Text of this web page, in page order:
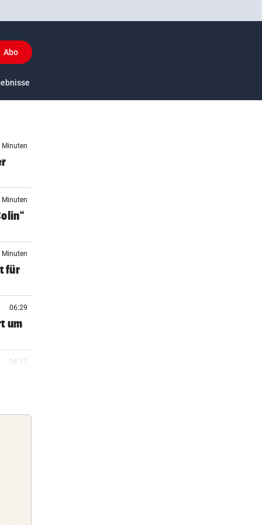
Abo
US-Sport
Minuten
Minuten
Minuten
für
06:29
um
06:11
05:37
zur